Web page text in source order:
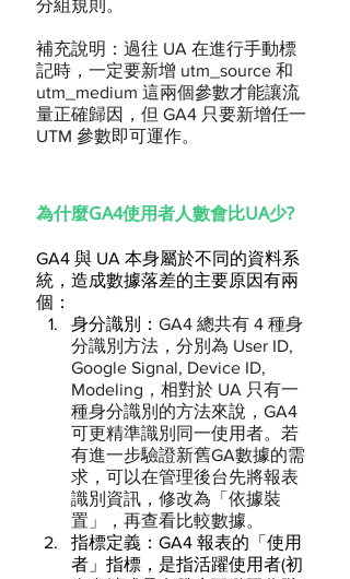
分組規則。
補充說明：過往 UA 在進行手動標
記時，一定要新增 utm_source 和
utm_medium 這兩個參數才能讓流
量正確歸因，但 GA4 只要新增任一
UTM 參數即可運作。
為什麼GA4使用者人數會比UA少?
GA4 與 UA 本身屬於不同的資料系
統，造成數據落差的主要原因有兩
個：
身分識別： GA4 總共有 4 種身
分識別方法，分別為 User ID,
Google Signal, Device ID,
Modeling，相對於 UA 只有一
種身分識別的方法來說，GA4
可更精準識別同一使用者。若
有進一步驗證新舊GA數據的需
求，可以在管理後台先將報表
識別資訊，修改為「依據裝
置」，再查看比較數據。
指標定義：GA4 報表的「使用
者」指標，是指活躍使用者(初